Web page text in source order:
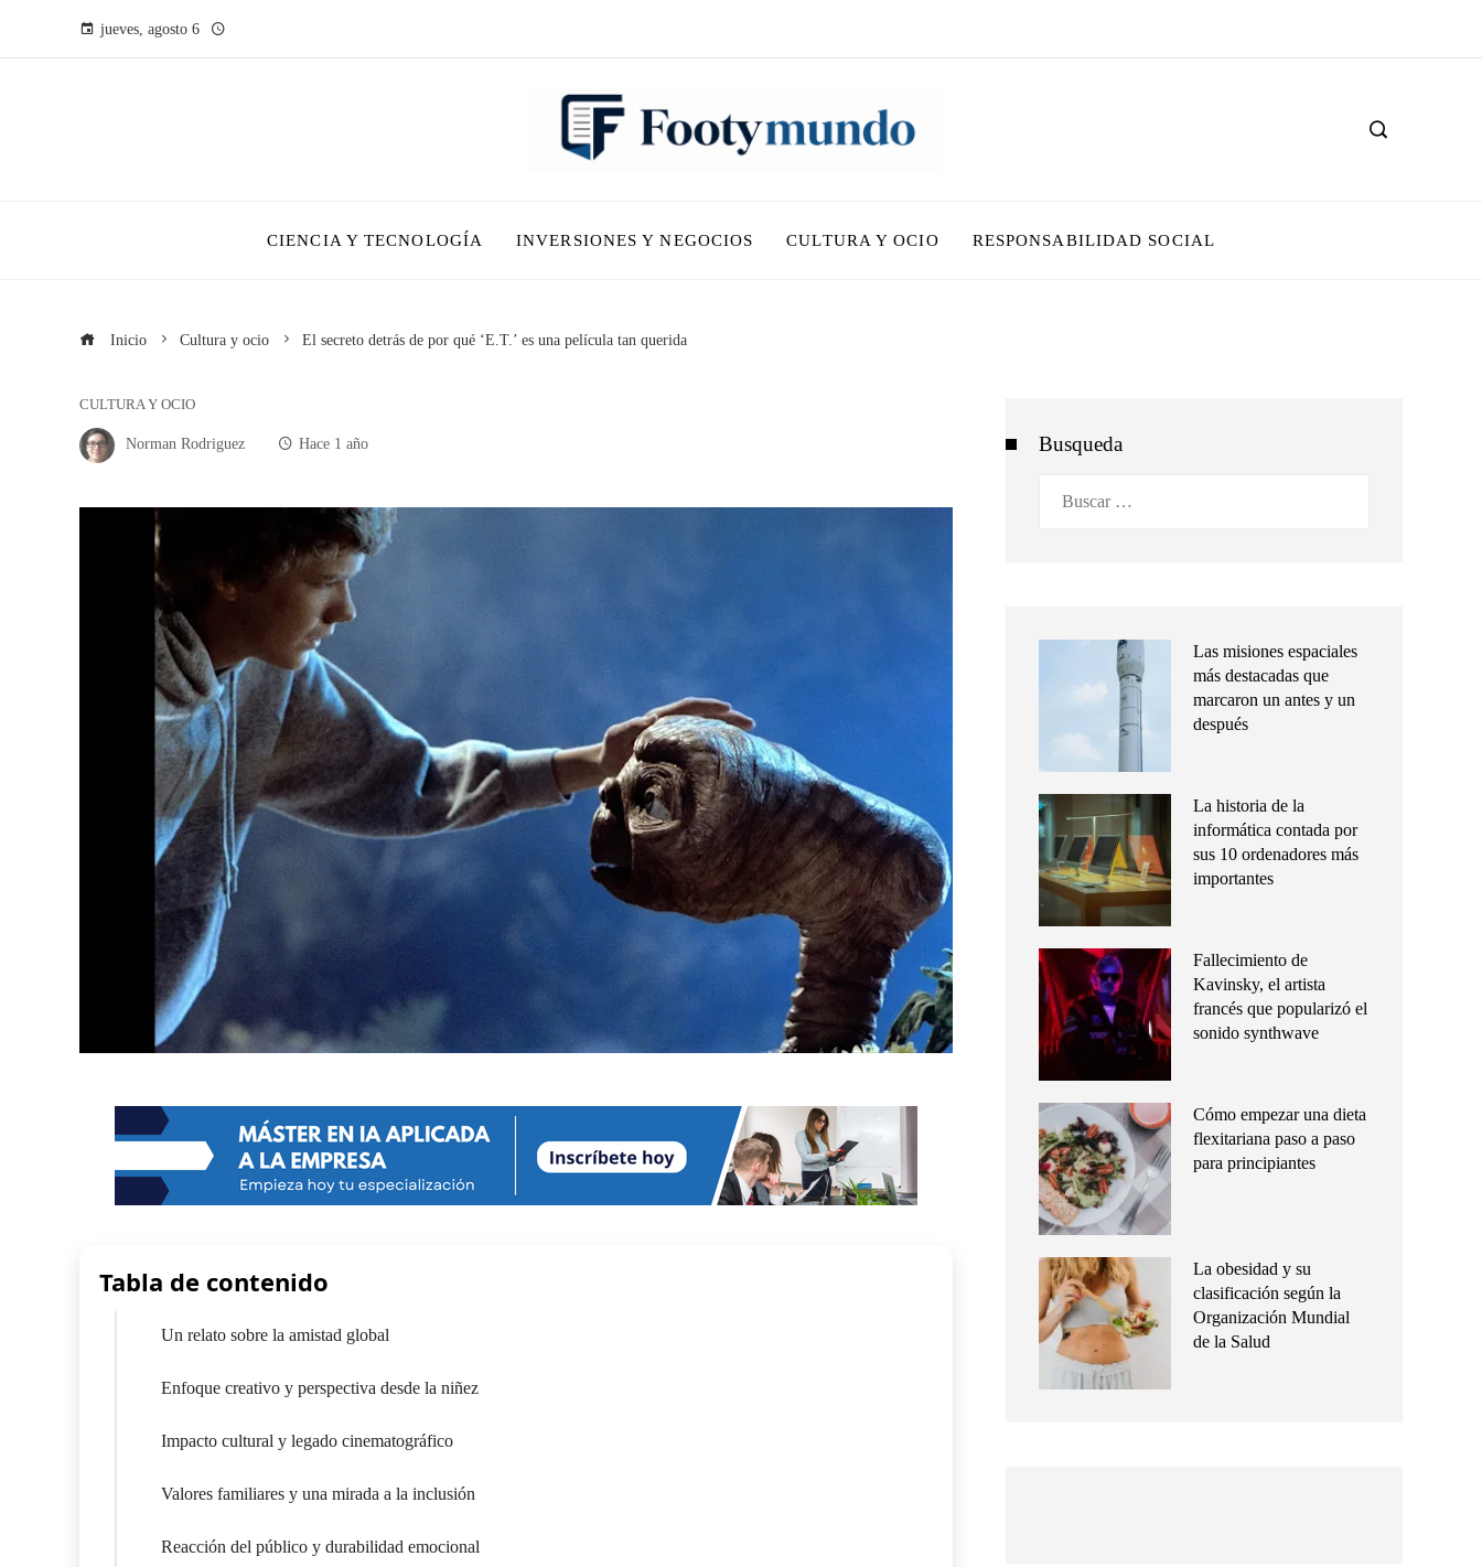
jueves, agosto 6
CIENCIA Y TECNOLOGÍA INVERSIONES Y NEGOCIOS CULTURA Y OCIO RESPONSABILIDAD SOCIAL
Inicio Cultura y ocio El secreto detrás de por qué ‘E.T.’ es una película tan querida
CULTURA Y OCIO
Norman Rodriguez Hace 1 año
Tabla de contenido
Un relato sobre la amistad global
Enfoque creativo y perspectiva desde la niñez
Impacto cultural y legado cinematográfico
Valores familiares y una mirada a la inclusión
Reacción del público y durabilidad emocional
Busqueda
Las misiones espaciales
más destacadas que
marcaron un antes y un
después
La historia de la
informática contada por
sus 10 ordenadores más
importantes
Fallecimiento de
Kavinsky, el artista
francés que popularizó el
sonido synthwave
Cómo empezar una dieta
flexitariana paso a paso
para principiantes
La obesidad y su
clasificación según la
Organización Mundial
de la Salud